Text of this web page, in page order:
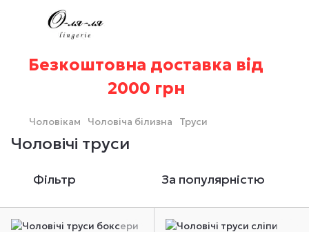
Безкоштовна доставка від
2000 грн
Чоловікам Чоловіча білизна Труси
Чоловічі труси
Фільтр За популярністю